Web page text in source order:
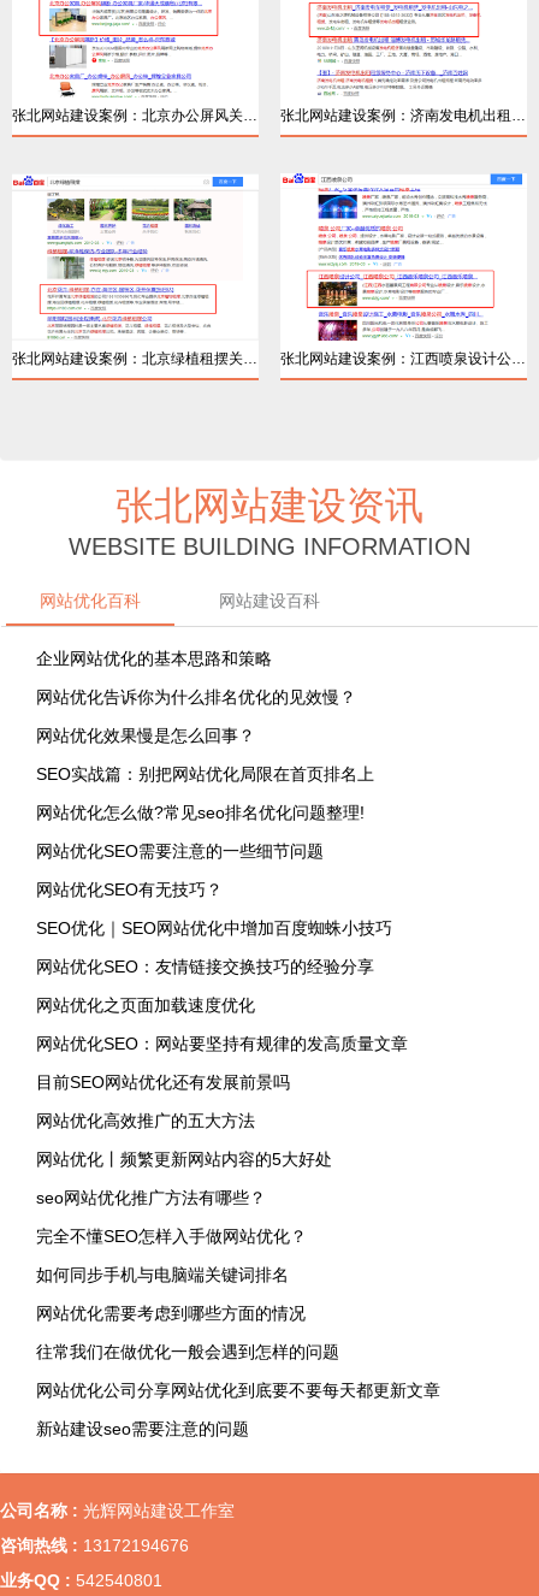
张北网站建设案例：北京办公屏风关键词排名 张北网站建设案例：济南发电机出租百度优化
详情
张北网站建设案例：北京绿植租摆关键词排名
详情
张北网站建设案例：江西喷泉设计公司关键词
张北网站建设资讯
WEBSITE BUILDING INFORMATION
网站优化百科 网站建设百科
企业网站优化的基本思路和策略
网站优化告诉你为什么排名优化的见效慢？
网站优化效果慢是怎么回事？
SEO实战篇：别把网站优化局限在首页排名上
网站优化怎么做?常见seo排名优化问题整理!
网站优化SEO需要注意的一些细节问题
网站优化SEO有无技巧？
SEO优化｜SEO网站优化中增加百度蜘蛛小技巧
网站优化SEO：友情链接交换技巧的经验分享
网站优化之页面加载速度优化
网站优化SEO：网站要坚持有规律的发高质量文章
目前SEO网站优化还有发展前景吗
网站优化高效推广的五大方法
网站优化丨频繁更新网站内容的5大好处
seo网站优化推广方法有哪些？
完全不懂SEO怎样入手做网站优化？
如何同步手机与电脑端关键词排名
网站优化需要考虑到哪些方面的情况
往常我们在做优化一般会遇到怎样的问题
网站优化公司分享网站优化到底要不要每天都更新文章
新站建设seo需要注意的问题
公司名称 : 光辉网站建设工作室
咨询热线 : 13172194676
业务QQ : 542540801